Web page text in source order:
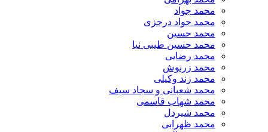
محمد جواد
محمد جواد درجزی
محمد حسین
محمد حسین طیبی نیا
محمد رضایی
محمد زرنوش
محمد زند وکیلی
محمد شعبانی و سجاد سیف
محمد شهاب قاسمی
​محمد شیردل
محمد ظهرابی